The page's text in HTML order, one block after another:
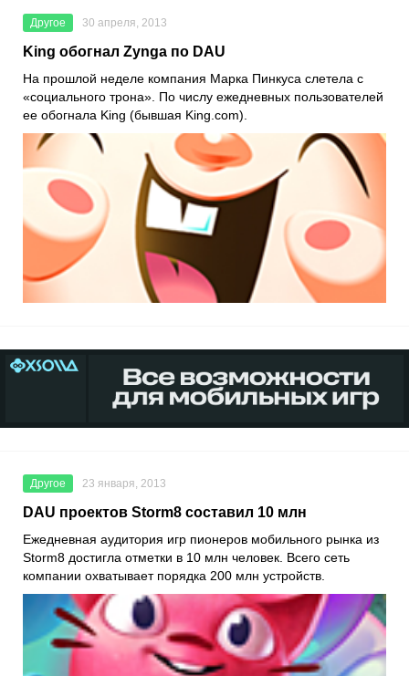
Другое 30 апреля, 2013
King обогнал Zynga по DAU
На прошлой неделе компания Марка Пинкуса слетела с
«социального трона». По числу ежедневных пользователей
ее обогнала King (бывшая King.com).
Другое 23 января, 2013
DAU проектов Storm8 составил 10 млн
Ежедневная аудитория игр пионеров мобильного рынка из
Storm8 достигла отметки в 10 млн человек. Всего сеть
компании охватывает порядка 200 млн устройств.